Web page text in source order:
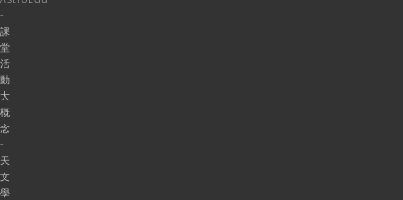
-
課
堂
活
動
大
概
念
-
天
文
學